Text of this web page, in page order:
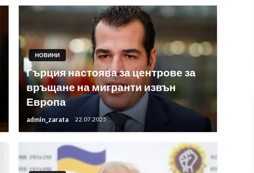
НОВИНИ
Гърция настоява за центрове за
връщане на мигранти извън
Европа
admin_zarata 22.07.2025